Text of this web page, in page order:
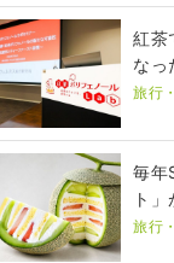
紅茶
なっ
旅行
毎年
ト
旅行